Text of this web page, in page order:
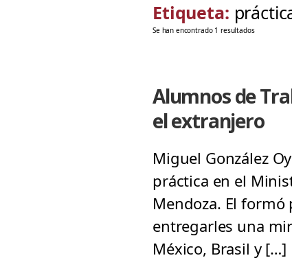
Etiqueta:
Se han encontrado 1 resultados
Alumnos de
el extranjero
Miguel González
práctica en el
Mendoza. El
entregarles una
México, Brasil y […]